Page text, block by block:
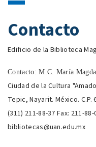
Contacto
Edificio de la Biblioteca
Contacto:M.C. María
Ciudad de la Cultura
Tepic, Nayarit. México. C.P.
(311) 211-88-37 Fax: 211-
bibliotecas@uan.edu.mx